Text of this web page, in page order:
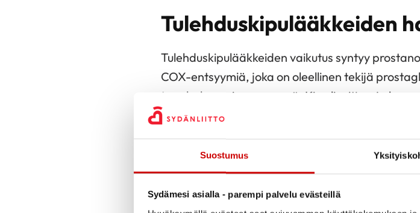
Suostumus
Sydämesi asialla - parempi palvelu evästeillä
Tulehduskipulääkkeiden
Tulehduskipulääkkeiden vaikutus syntyy
COX-entsyymiä, joka on oleellinen tekijä
tromboksaanien synnyssä. Kipu lievittyy, ja kuume
Nämä yhdisteet ovat eräissä elimistön
Haittavaikutuksia välittyy erityisesti munuaisiin,
johtaa munuaisten toiminnan heikentymiseen,